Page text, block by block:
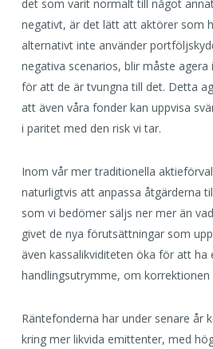
det som varit normalt till något
negativt, är det lätt att aktörer som
alternativt inte använder
negativa scenarios, blir måste
för att de är tvungna till det. Detta
att även våra fonder kan uppvisa
i paritet med den risk vi tar.
Inom vår mer traditionella
naturligtvis att anpassa åtgärderna
som vi bedömer säljs ner mer än
givet de nya förutsättningar som
även kassalikviditeten öka för att ha
handlingsutrymme, om korrektionen
Räntefonderna har under senare år
kring mer likvida emittenter, med